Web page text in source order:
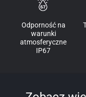
Odporność na
warunki
atmosferyczne
IP67